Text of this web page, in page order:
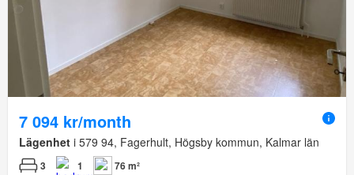
7 094 kr/month
Lägenhet i 579 94, Fagerhult, Högsby kommun, Kalmar län
3 1 76 m²